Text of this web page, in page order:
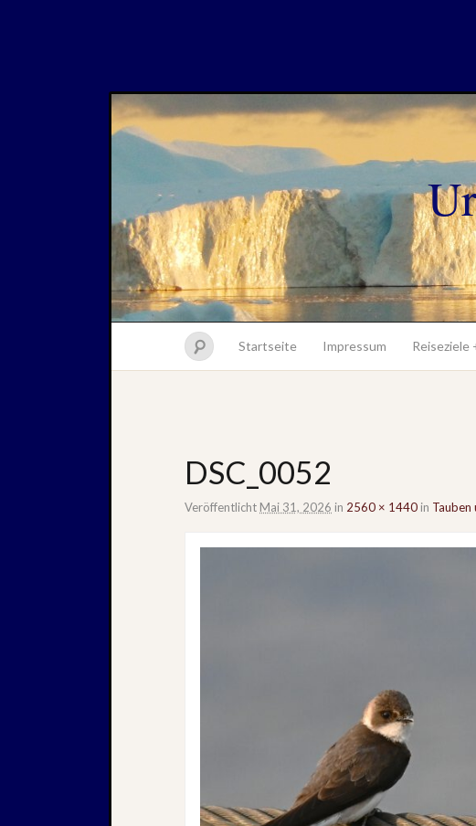
Startseite Impressum Reiseziele
DSC_0052
Veröffentlicht Mai 31, 2026 in 2560 × 1440 in Tauben